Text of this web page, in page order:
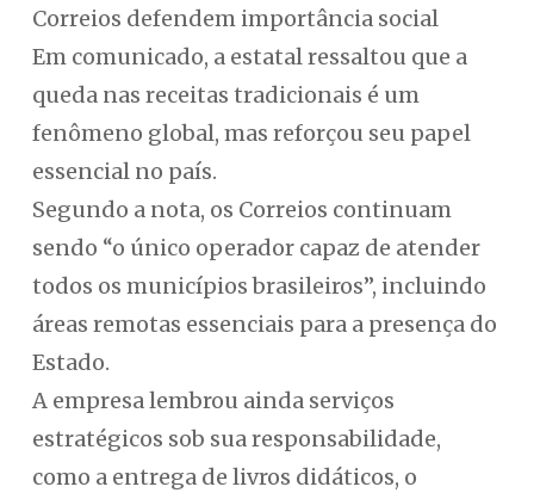
Correios defendem importância social
Em comunicado, a estatal ressaltou que a
queda nas receitas tradicionais é um
fenômeno global, mas reforçou seu papel
essencial no país.
Segundo a nota, os Correios continuam
sendo “o único operador capaz de atender
todos os municípios brasileiros”, incluindo
áreas remotas essenciais para a presença do
Estado.
A empresa lembrou ainda serviços
estratégicos sob sua responsabilidade,
como a entrega de livros didáticos, o